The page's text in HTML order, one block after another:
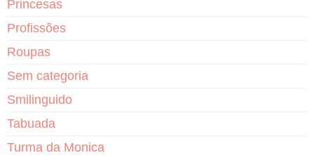
Princesas
Profissões
Roupas
Sem categoria
Smilinguido
Tabuada
Turma da Monica